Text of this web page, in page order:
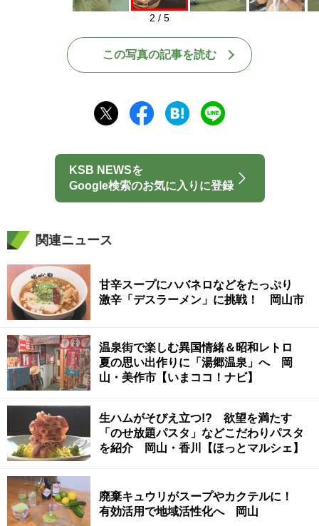
2 / 5
この写真の記事を読む
KSB NEWSを
Google検索のお気に入りに登録
関連ニュース
甘辛スープにハバネロなどをたっぷり
激辛「デスラーメン」に挑戦！ 岡山市
温泉街で楽しむ異国情緒＆昭和レトロ
夏の思い出作りに「湯郷温泉」へ 岡
山・美作市【いまココ！ナビ】
生ハムがそびえ立つ!? 欲望を満たす
「のせ放題パスタ」などこだわりパスタ
を紹介 岡山・香川【ほっとマルシェ】
廃棄キュウリがスープやカクテルに！
有効活用で地域活性化へ 岡山